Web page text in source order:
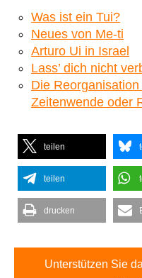
Was ist ein Tui?
Neues von Me-ti
Arturo Ui in Israel
Lass’ dich nicht
Die
Zeitenwende oder
teilen
teilen
drucken
Unterstützen Sie